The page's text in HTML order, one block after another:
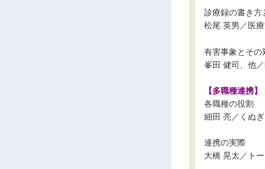
診療録の書き方
松尾 英男／医
有害事象とその
峯田 健司、他
【多職種連携】
各職種の役割
細田 亮／くぬ
連携の実際
大橋 晃太／ト